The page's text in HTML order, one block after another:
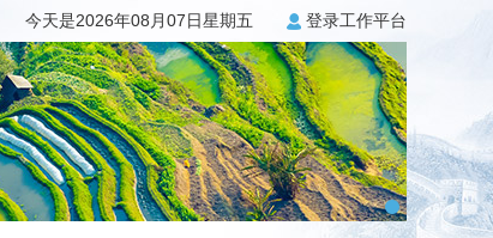
今天是2026年08月07日星期五 登录工作平台